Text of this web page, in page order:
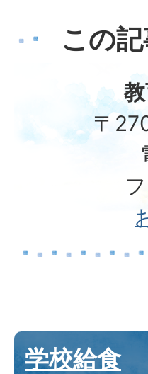
この
〒
学校給食